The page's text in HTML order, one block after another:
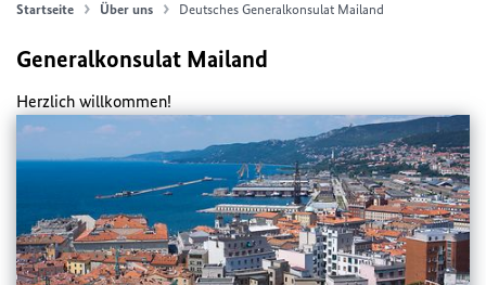
Startseite Über uns Deutsches Generalkonsulat Mailand
Generalkonsulat Mailand
Herzlich willkommen!